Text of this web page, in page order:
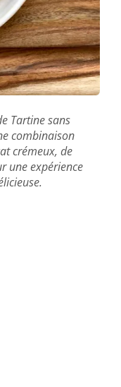
Tartine sans
combinaison
crémeux, de
une expérience